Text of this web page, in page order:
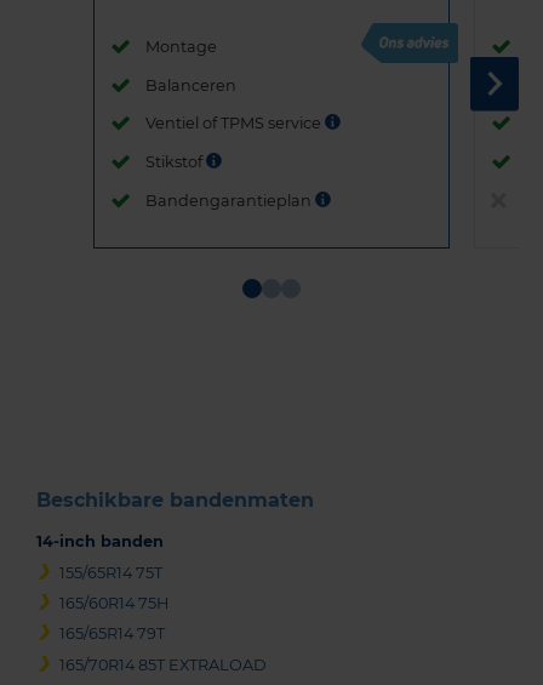
Montage
Balanceren
Ventiel of TPMS service
Stikstof
Bandengarantieplan
Beschikbare bandenmaten
14-inch banden
155/65R14 75T
165/60R14 75H
165/65R14 79T
165/70R14 85T EXTRALOAD